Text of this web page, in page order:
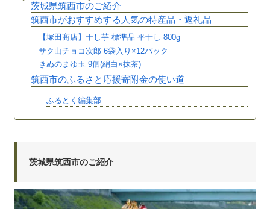
茨城県筑西市のご紹介
筑西市がおすすめする人気の特産品・返礼品
【塚田商店】干し芋 標準品 平干し 800g
サク山チョコ次郎 6袋入り×12パック
きぬのまゆ玉 9個(絹白×抹茶)
筑西市のふるさと応援寄附金の使い道
ふるとく編集部
茨城県筑西市のご紹介